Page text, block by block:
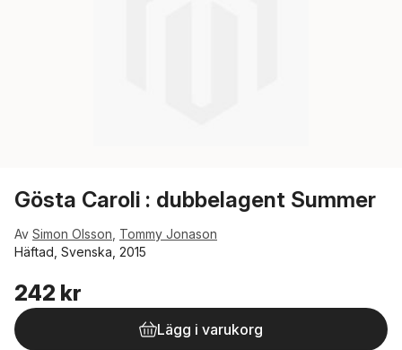
Gösta Caroli : dubbelagent Summer
Av Simon Olsson Tommy Jonason
Häftad, Svenska, 2015
242 kr
Lägg i varukorg